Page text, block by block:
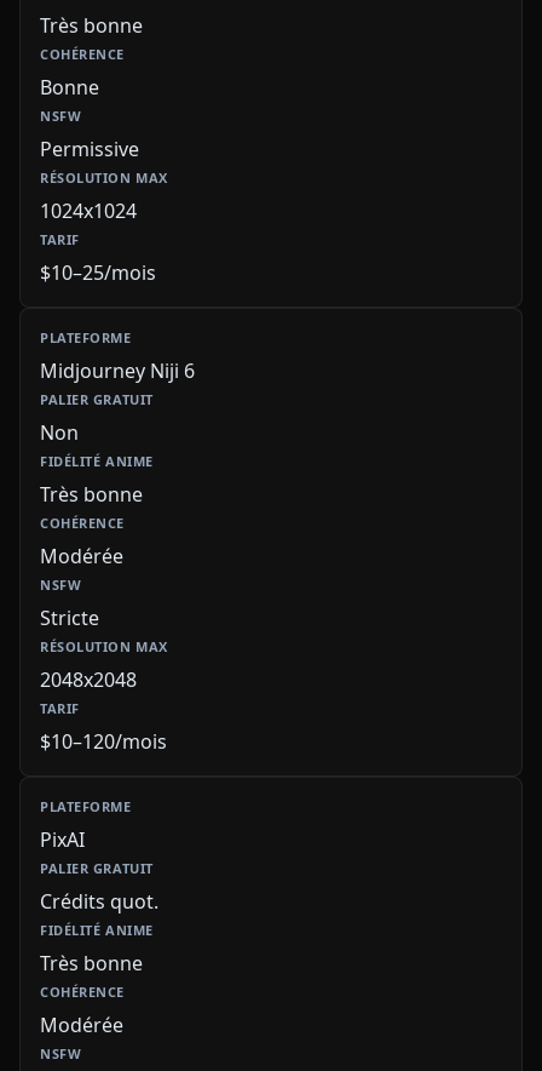
Très bonne
Bonne
Permissive
1024x1024
$10–25/mois
Midjourney Niji 6
Non
Très bonne
Modérée
Stricte
2048x2048
$10–120/mois
PixAI
Crédits quot.
Très bonne
Modérée